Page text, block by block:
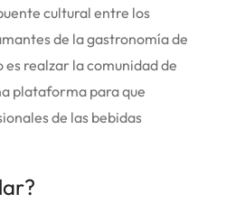
cultural entre los
de la gastronomía de
realzar la comunidad de
plataforma para que
de las bebidas